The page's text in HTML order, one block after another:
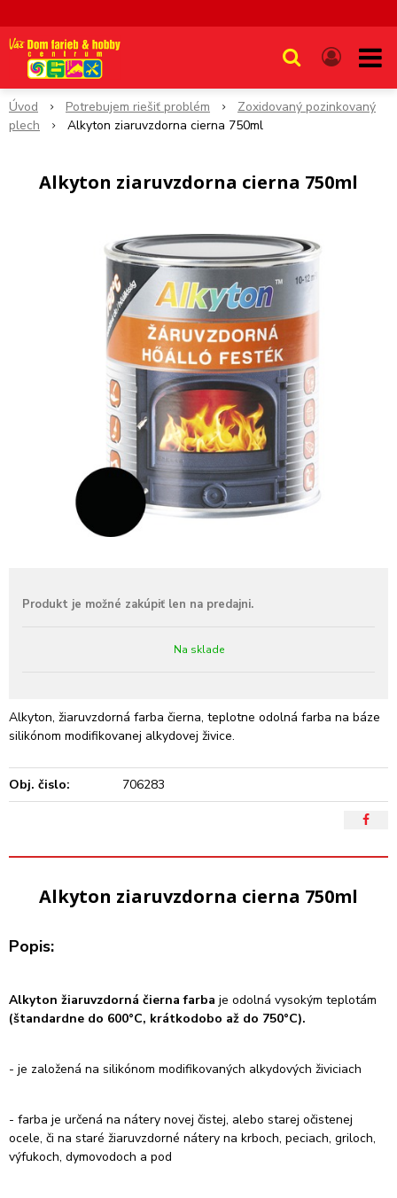
Úvod Potrebujem riešiť problém
Zoxidovaný pozinkovaný
plech
Alkyton ziaruvzdorna cierna 750ml
Alkyton ziaruvzdorna cierna 750ml
Na sklade
Alkyton, žiaruvzdorná farba čierna, teplotne odolná farba na báze
silikónom modifikovanej alkydovej živice.
Obj. čislo: 706283
Alkyton ziaruvzdorna cierna 750ml
Popis:
Alkyton žiaruvzdorná čierna farba je odolná vysokým teplotám
(štandardne do 600°C, krátkodobo až do 750°C).
- je založená na silikónom modifikovaných alkydových živiciach
- farba je určená na nátery novej čistej, alebo starej očistenej
ocele, či na staré žiaruvzdorné nátery na krboch, peciach, griloch,
výfukoch, dymovodoch a pod